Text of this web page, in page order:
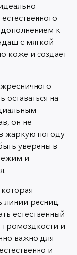
к
с мягкой
коже и создает
оставаться на
он не
жаркую погоду
уверены в
и
линии ресниц.
естественный
громоздкости и
важно для
и